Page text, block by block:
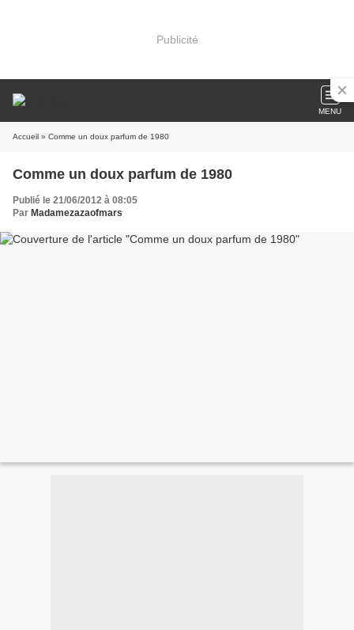
Publicité
MENU
Accueil » Comme un doux parfum de 1980
Comme un doux parfum de 1980
Publié le 21/06/2012 à 08:05
Par Madamezazaofmars